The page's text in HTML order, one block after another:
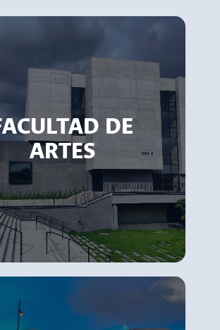
DE
ARTES